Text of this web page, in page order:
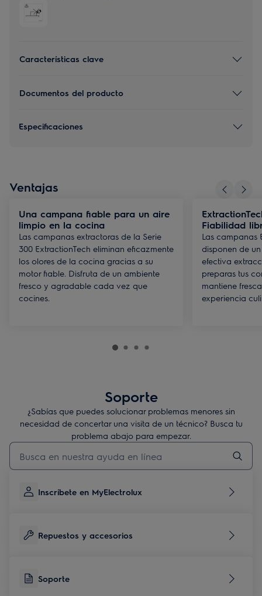
Características clave
Documentos del producto
Especificaciones
Ventajas
Una campana fiable para un aire
limpio en la cocina
Las campanas extractoras de la Serie
300 ExtractionTech eliminan eficazmente
los olores de la cocina gracias a su
motor fiable. Disfruta de un ambiente
fresco y agradable cada vez que
cocines.
Fiabilidad
Las campanas
disponen de
efectiva
preparas tus
mantiene
experiencia
Soporte
¿Sabías que puedes solucionar problemas menores sin
necesidad de concertar una visita de un técnico? Busca tu
problema abajo para empezar.
Escribe para buscar un artículo de soporte
Inscríbete en MyElectrolux
Repuestos y accesorios
Soporte